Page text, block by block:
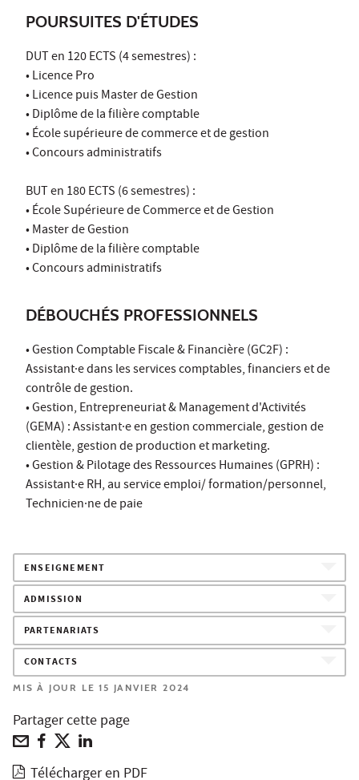
POURSUITES D'ÉTUDES
DUT en 120 ECTS (4 semestres) :
• Licence Pro
• Licence puis Master de Gestion
• Diplôme de la filière comptable
• École supérieure de commerce et de gestion
• Concours administratifs
BUT en 180 ECTS (6 semestres) :
• École Supérieure de Commerce et de Gestion
• Master de Gestion
• Diplôme de la filière comptable
• Concours administratifs
DÉBOUCHÉS PROFESSIONNELS
• Gestion Comptable Fiscale & Financière (GC2F) :
Assistant·e dans les services comptables, financiers et de
contrôle de gestion.
• Gestion, Entrepreneuriat & Management d'Activités
(GEMA) : Assistant·e en gestion commerciale, gestion de
clientèle, gestion de production et marketing.
• Gestion & Pilotage des Ressources Humaines (GPRH) :
Assistant·e RH, au service emploi/ formation/personnel,
Technicien·ne de paie
ENSEIGNEMENT
ADMISSION
PARTENARIATS
CONTACTS
MIS À JOUR LE 15 JANVIER 2024
Partager cette page
Télécharger en PDF